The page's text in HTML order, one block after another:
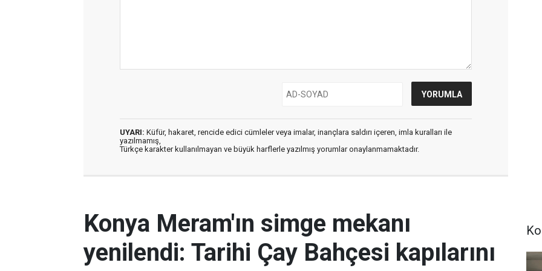
UYARI: Küfür, hakaret, rencide edici cümleler veya imalar, inançlara saldırı içeren, imla kuralları ile
yazılmamış,
Türkçe karakter kullanılmayan ve büyük harflerle yazılmış yorumlar onaylanmamaktadır.
Konya Meram'ın simge mekanı
yenilendi: Tarihi Çay Bahçesi kapılarını